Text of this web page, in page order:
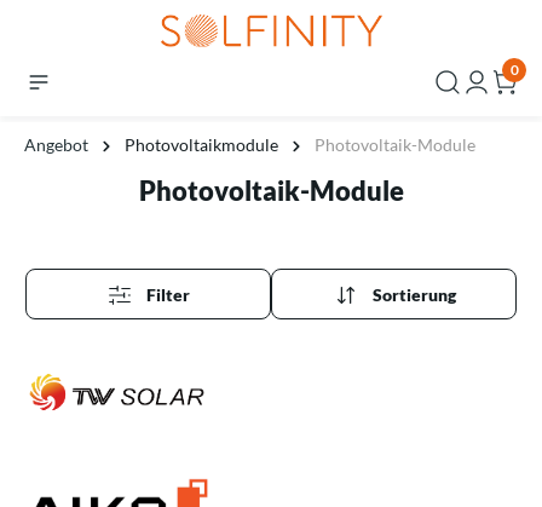
0
Angebot Photovoltaikmodule Photovoltaik-Module
Photovoltaik-Module
Filter Sortierung